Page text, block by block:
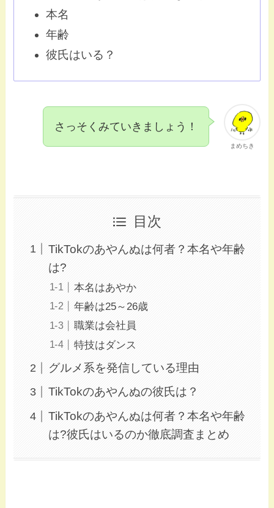
本名
年齢
彼氏はいる？
まめちき
さっそくみていきましょう！
目次
TikTokのあやんぬは何者？本名や年齢
は?
本名はあやか
年齢は25～26歳
職業は会社員
特技はダンス
グルメ系を発信している理由
TikTokのあやんぬの彼氏は？
TikTokのあやんぬは何者？本名や年齢
は?彼氏はいるのか徹底調査まとめ